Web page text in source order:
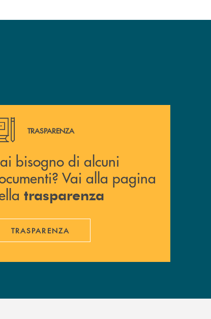
bisogno di alcuni documenti? Vai alla pagina della
TRASPARENZA
bisogno di alcuni
Vai alla pagina
trasparenza
TRASPARENZA